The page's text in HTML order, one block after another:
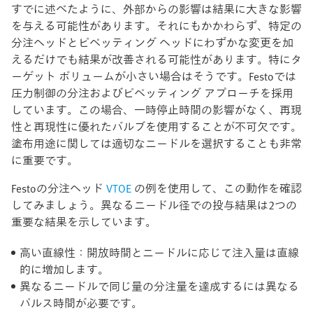
すでに述べたように、外部からの影響は結果に大きな影響
を与える可能性があります。それにもかかわらず、特定の
分注ヘッドとピペッティング ヘッドにわずかな変更を加
えるだけでも結果が改善される可能性があります。特にタ
ーゲット ボリュームが小さい場合はそうです。Festoでは
圧力制御の分注およびピペッティング アプローチを採用
しています。この場合、一時停止時間の影響がなく、再現
性と再現性に優れたバルブを使用することが不可欠です。
塗布用途に関しては適切なニードルを選択することも非常
に重要です。
Festoの分注ヘッド VTOE の例を使用して、この動作を確認
してみましょう。異なるニードル径での投与結果は2つの
重要な結果を示しています。
高い直線性：開放時間とニードルに応じて注入量は直線
的に増加します。
異なるニードルで同じ量の分注量を達成するには異なる
パルス時間が必要です。